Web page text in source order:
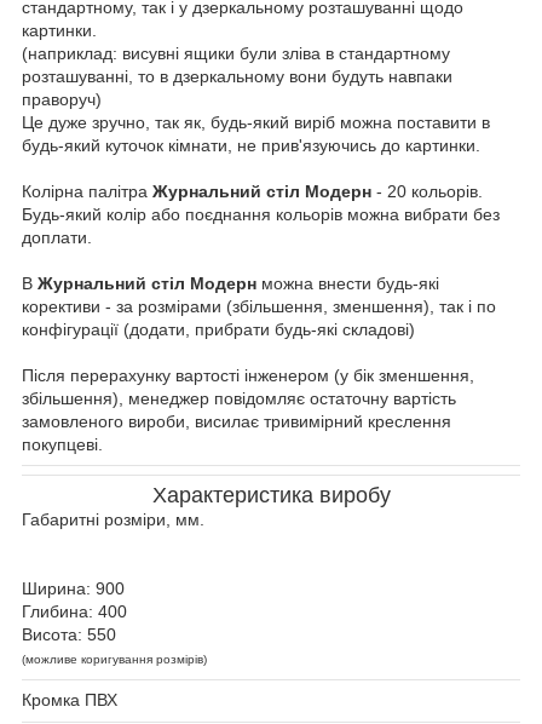
стандартному, так і у дзеркальному розташуванні щодо
картинки.
(наприклад: висувні ящики були зліва в стандартному
розташуванні, то в дзеркальному вони будуть навпаки
праворуч)
Це дуже зручно, так як, будь-який виріб можна поставити в
будь-який куточок кімнати, не прив'язуючись до картинки.
Колірна палітра Журнальний стіл Модерн - 20 кольорів.
Будь-який колір або поєднання кольорів можна вибрати без
доплати.
В Журнальний стіл Модерн можна внести будь-які
корективи - за розмірами (збільшення, зменшення), так і по
конфігурації (додати, прибрати будь-які складові)
Після перерахунку вартості інженером (у бік зменшення,
збільшення), менеджер повідомляє остаточну вартість
замовленого вироби, висилає тривимірний креслення
покупцеві.
Характеристика виробу
Габаритні розміри, мм.
Ширина: 900
Глибина: 400
Висота: 550
(можливе коригування розмірів)
Кромка ПВХ